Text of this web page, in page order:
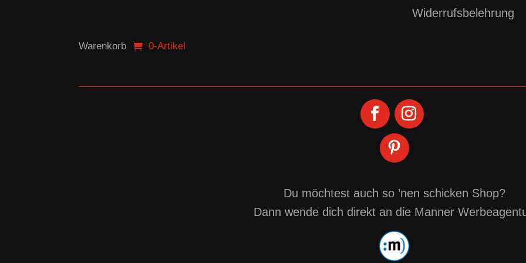
Warenkorb 0-Artikel
Widerrufsbelehrung
Du möchtest auch so ’nen schicken Shop?
Dann wende dich direkt an die Manner